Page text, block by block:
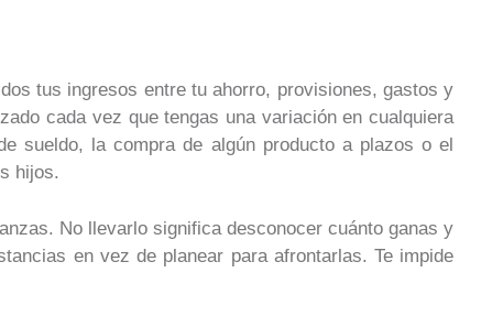
tus ingresos entre tu ahorro, provisiones, gastos y
cada vez que tengas una variación en cualquiera
sueldo, la compra de algún producto a plazos o el
hijos.
No llevarlo significa desconocer cuánto ganas y
en vez de planear para afrontarlas. Te impide